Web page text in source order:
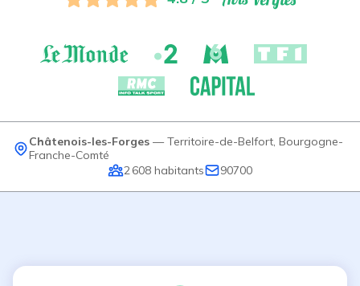
Châtenois-les-Forges — Territoire-de-Belfort, Bourgogne-
Franche-Comté
2 608 habitants 90700